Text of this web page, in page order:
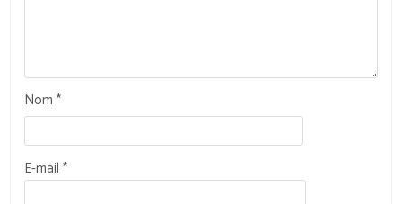
Nom*
E-mail*